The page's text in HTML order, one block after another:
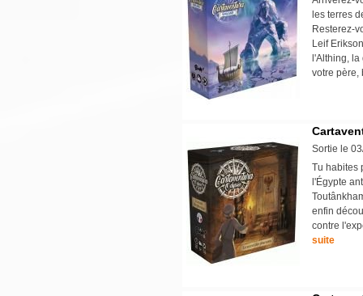
les terres
Resterez-
Leif
l'Althing,
votre
Sortie le
Tu habites
l'Égypte
enfin
contre
suite